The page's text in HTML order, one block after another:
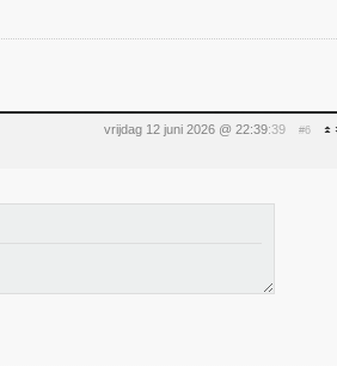
vrijdag 12 juni 2026 @ 22:39:39 #6